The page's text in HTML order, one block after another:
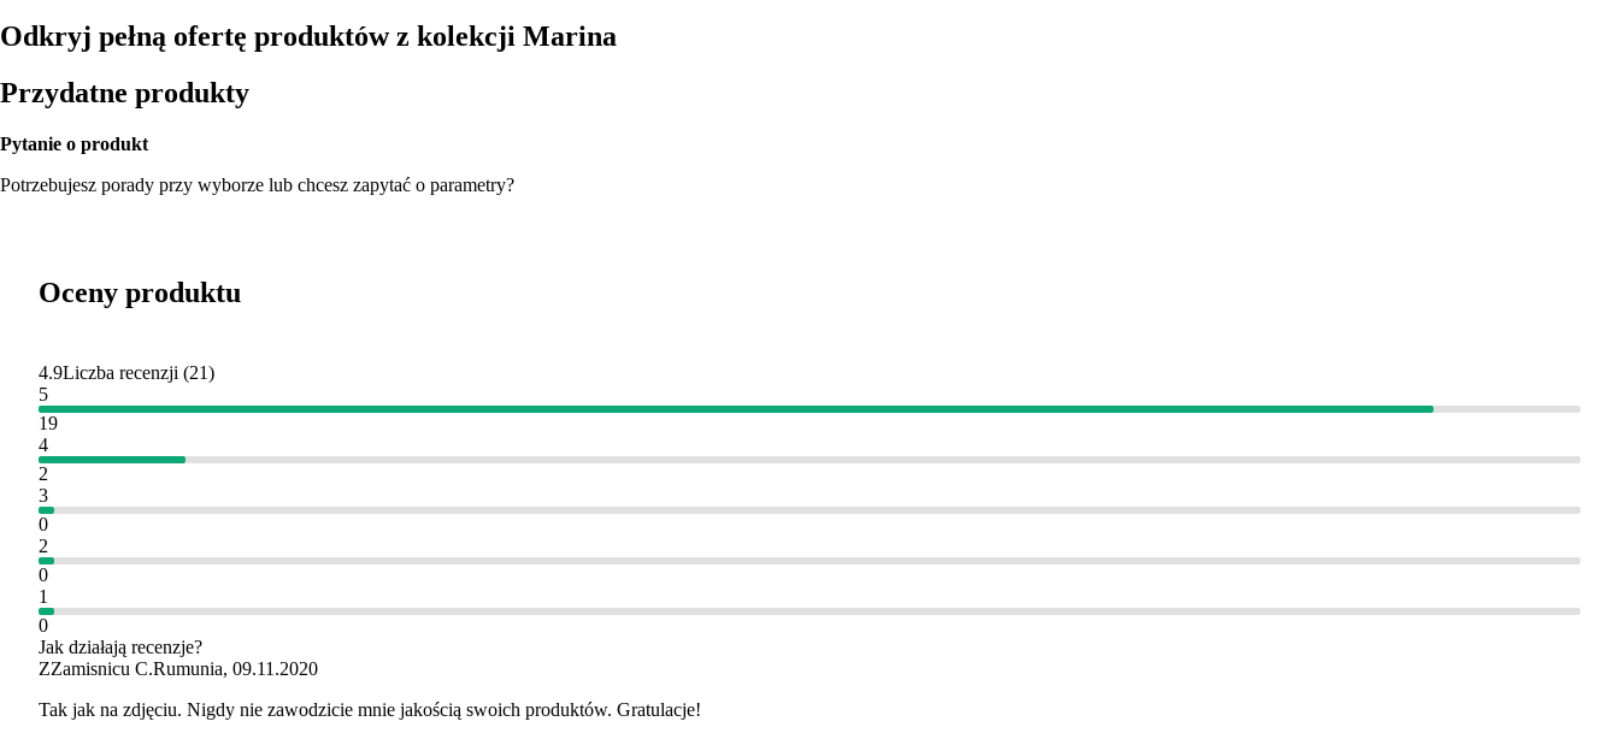
Odkryj pełną ofertę produktów z kolekcji Marina
Przydatne produkty
Pytanie o produkt
Potrzebujesz porady przy wyborze lub chcesz zapytać o parametry?
Oceny produktu
4.9Liczba recenzji (21)
5
19
4
2
3
0
2
0
1
0
Jak działają recenzje?
ZZamisnicu C.Rumunia, 09.11.2020
Tak jak na zdjęciu. Nigdy nie zawodzicie mnie jakością swoich produktów. Gratulacje!